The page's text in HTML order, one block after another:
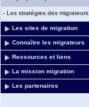
- Les stratégies des migrateurs
Les sites de migration
Connaître les migrateurs
Ressources et liens
La mission migration
Les partenaires